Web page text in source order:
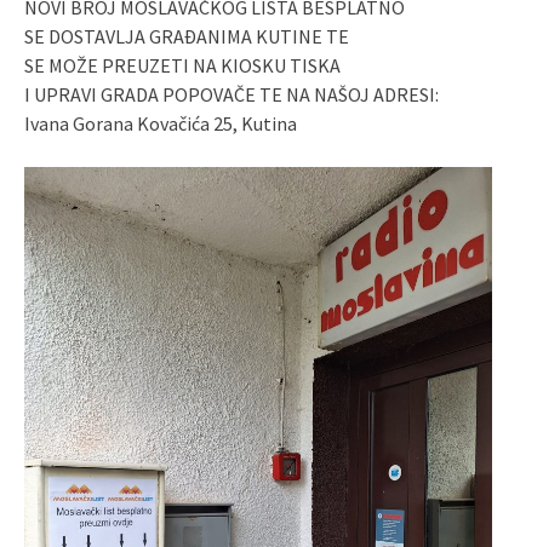
NOVI BROJ MOSLAVAČKOG LISTA BESPLATNO
SE DOSTAVLJA GRAĐANIMA KUTINE TE
SE MOŽE PREUZETI NA KIOSKU TISKA
I UPRAVI GRADA POPOVAČE TE NA NAŠOJ ADRESI:
Ivana Gorana Kovačića 25, Kutina